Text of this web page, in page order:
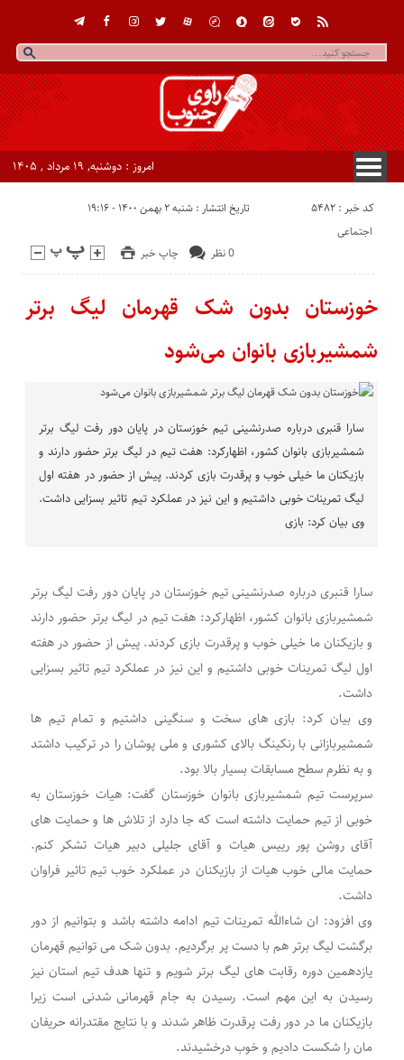
امروز : دوشنبه, ۱۹ مرداد , ۱۴۰۵
کد خبر : 5482 تاریخ انتشار : شنبه ۲ بهمن ۱۴۰۰ - ۱۹:۱۶
چاپ خبر 0 نظر
اجتماعی
خوزستان بدون شک قهرمان لیگ برتر
شمشیربازی بانوان می‌شود
سارا قنبری درباره صدرنشینی تیم خوزستان در پایان دور رفت لیگ برتر
شمشیربازی بانوان کشور، اظهارکرد: هفت تیم در لیگ برتر حضور دارند و
بازیکنان ما خیلی خوب و پرقدرت بازی کردند. پیش از حضور در هفته اول
لیگ تمرینات خوبی داشتیم و این نیز در عملکرد تیم تاثیر بسزایی داشت.
وی بیان کرد: بازی
سارا قنبری درباره صدرنشینی تیم خوزستان در پایان دور رفت لیگ برتر
شمشیربازی بانوان کشور، اظهارکرد: هفت تیم در لیگ برتر حضور دارند
و بازیکنان ما خیلی خوب و پرقدرت بازی کردند. پیش از حضور در هفته
اول لیگ تمرینات خوبی داشتیم و این نیز در عملکرد تیم تاثیر بسزایی
داشت.
وی بیان کرد: بازی های سخت و سنگینی داشتیم و تمام تیم ها
شمشیربازانی با رنکینگ بالای کشوری و ملی پوشان را در ترکیب داشتد
و به نظرم سطح مسابقات بسیار بالا بود.
سرپرست تیم شمشیربازی بانوان خوزستان گفت: هیات خوزستان به
خوبی از تیم حمایت داشته است که جا دارد از تلاش ها و حمایت های
آقای روشن پور رییس هیات و آقای جلیلی دبیر هیات تشکر کنم.
حمایت مالی خوب هیات از بازیکنان در عملکرد خوب تیم تاثیر فراوان
داشت.
وی افزود: ان شاءالله تمرینات تیم ادامه داشته باشد و بتوانیم از دور
برگشت لیگ برتر هم با دست پر برگردیم. بدون شک می توانیم قهرمان
یازدهمین دوره رقابت های لیگ برتر شویم و تنها هدف تیم استان نیز
رسیدن به این مهم است. رسیدن به جام قهرمانی شدنی است زیرا
بازیکنان ما در دور رفت پرقدرت ظاهر شدند و با نتایج مقتدرانه حریفان
مان را شکست دادیم و خوب درخشیدند.